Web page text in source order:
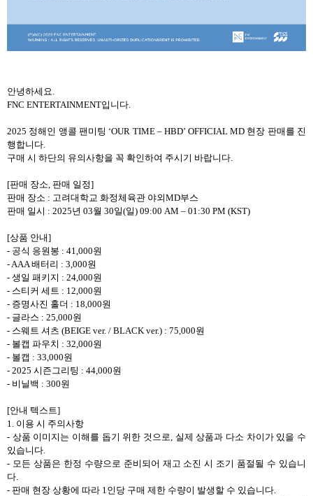
안녕하세요
FNC ENTERTAINMENT입니다
2025 정해인 앵콜 팬미팅 ‘OUR TIME – HBD’ OFFICIAL MD 현장 판매를 진
행합니다
구매 시 하단의 유의사항을 꼭 확인하여 주시기 바랍니다
[판매 장소 판매 일정]
판매 장소 : 고려대학교 화정체육관 야외MD부스
판매 일시 : 2025년 03월 30일(일) 09:00 AM – 01:30 PM (KST)
[상품 안내]
- 공식 응원봉 : 41,000원
- AAA 배터리 : 3,000원
- 생일 패키지 : 24,000원
- 스티커 세트 : 12,000원
- 증명사진 홀더 : 18,000원
- 글라스 : 25,000원
- 스웨트 셔츠 (BEIGE ver. / BLACK ver.) : 75,000원
- 볼캡 파우치 : 32,000원
- 볼캡 : 33,000원
- 2025 시즌그리팅 : 44,000원
- 비닐백 : 300원
[안내 텍스트]
1. 이용 시 주의사항
- 상품 이미지는 이해를 돕기 위한 것으로
실제 상품과 다소 차이가 있을 수
있습니다
- 모든 상품은 한정 수량으로 준비되어 재고 소진 시 조기 품절될 수 있습니
다
- 판매 현장 상황에 따라 1 인당 구매 제한 수량이 발생할 수 있습니다